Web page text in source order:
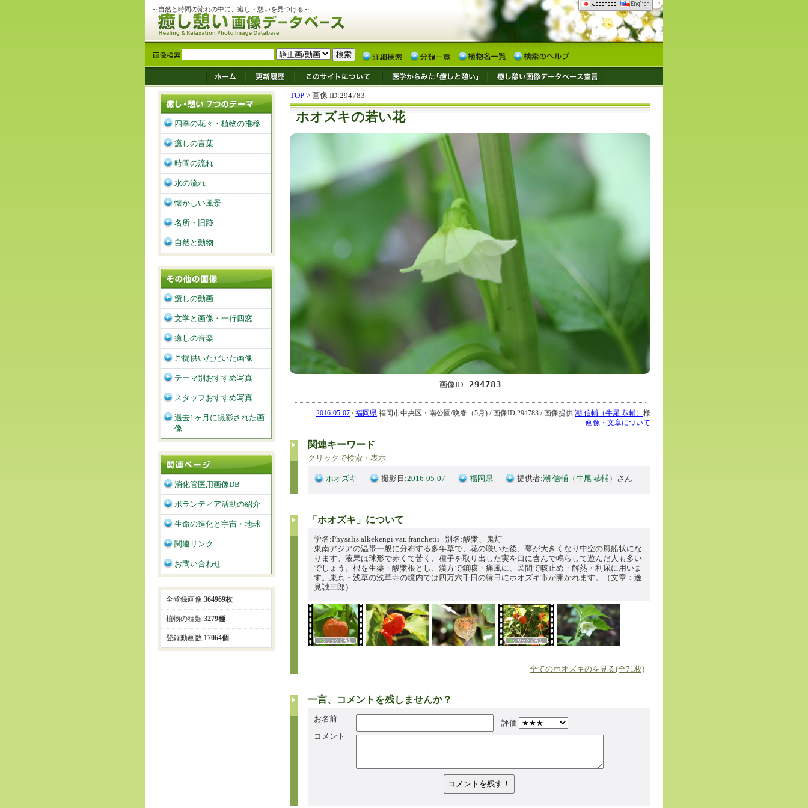
～自然と時間の流れの中に、癒し・憩いを見つける～
TOP > 画像 ID:294783
ホオズキの若い花
画像ID : 294783
2016-05-07 /福岡県 福岡市中央区・南公園/晩春（5月) / 画像ID:294783 / 画像提供:潮 信輔（牛尾 恭輔） 様
画像・文章について
関連キーワード
クリックで検索・表示
ホオズキ 撮影日:2016-05-07 福岡県 提供者:潮 信輔（牛尾 恭輔） さん
「ホオズキ」について
学名:Physalis alkekengi var. franchetii 別名:酸漿、鬼灯
東南アジアの温帯一般に分布する多年草で、花の咲いた後、萼が大きくなり中空の風船状にな
ります。液果は球形で赤くて苦く、種子を取り出した実を口に含んで鳴らして遊んだ人も多い
でしょう。根を生薬・酸漿根とし、漢方で鎮咳・痛風に、民間で咳止め・解熱・利尿に用いま
す。東京・浅草の浅草寺の境内では四万六千日の縁日にホオズキ市が開かれます。（文章：逸
見誠三郎）
全てのホオズキのを見る(全71枚)
一言、コメントを残しませんか？
お名前
評価
コメント
四季の花々・植物の推移
癒しの言葉
時間の流れ
水の流れ
懐かしい風景
名所・旧跡
自然と動物
癒しの動画
文学と画像・一行四窓
癒しの音楽
ご提供いただいた画像
テーマ別おすすめ写真
スタッフおすすめ写真
過去1ヶ月に撮影された画
像
消化管医用画像DB
ボランティア活動の紹介
生命の進化と宇宙・地球
関連リンク
お問い合わせ
全登録画像:364969枚
植物の種類:3279種
登録動画数:17064個